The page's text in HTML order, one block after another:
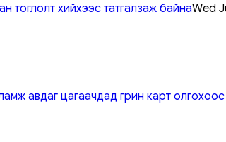
тоглолт хийхээс татгалзаж байнаWed
авдаг цагаачдад грин карт олгохоос